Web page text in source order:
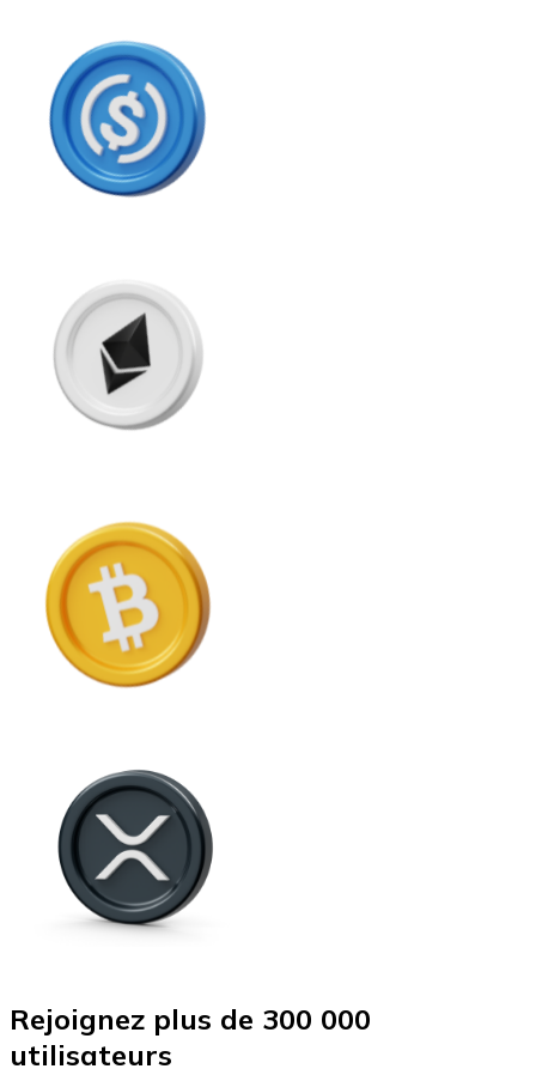
Rejoignez plus de 300 000
utilisateurs